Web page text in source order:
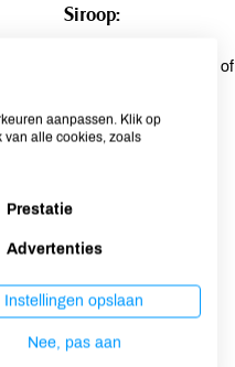
Siroop:
2 el keukenstroop of
1 el citroensap (of
sinaasappelsap)
aanpassen. Klik op
van alle cookies, zoals
Prestatie
Advertenties
Instellingen opslaan
Nee, pas aan